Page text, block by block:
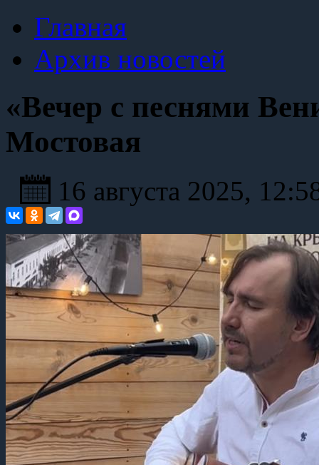
Главная
Архив новостей
«Вечер с песнями
Мостовая
16 августа 2025,